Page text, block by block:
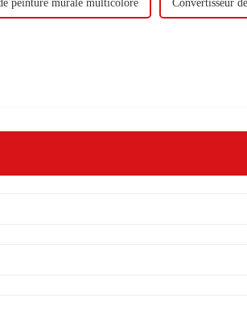
peinture murale multicolore Convertisseur